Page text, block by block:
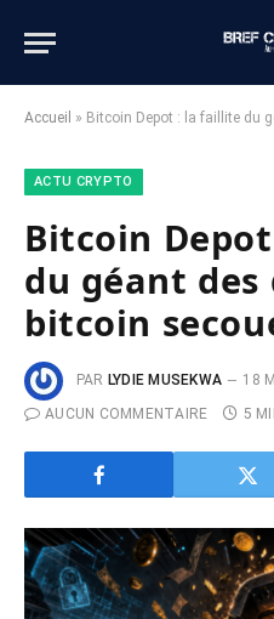
Accueil » Bitcoin Depot : la faillite du
ACTU CRYPTO
Bitcoin
du géant
bitcoin
PAR LYDIE MUSEKWA
18
AUCUN COMMENTAIRE
5